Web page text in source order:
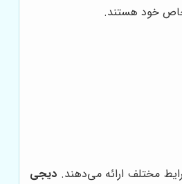
خاص خود هستند.
مختلف ارائه می‌دهند.دیجی